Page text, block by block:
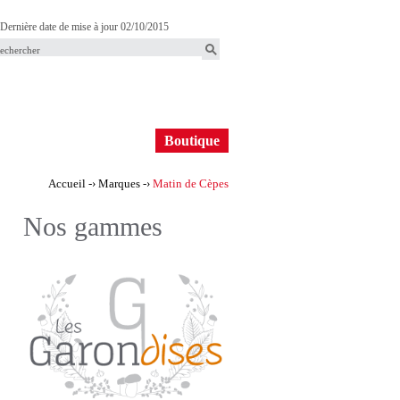
Dernière date de mise à jour 02/10/2015
Accueil -› Marques -› Matin de Cèpes
B
o
t
u
e
Boutique
Nos gammes